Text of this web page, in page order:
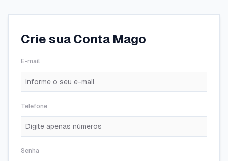
Crie sua Conta Mago
E-mail
Telefone
Senha